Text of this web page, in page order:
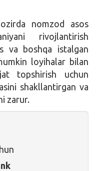
nomzod asos
rivojlantirish
va boshqa istalgan
loyihalar bilan
topshirish uchun
shakllantirgan va
zarur.